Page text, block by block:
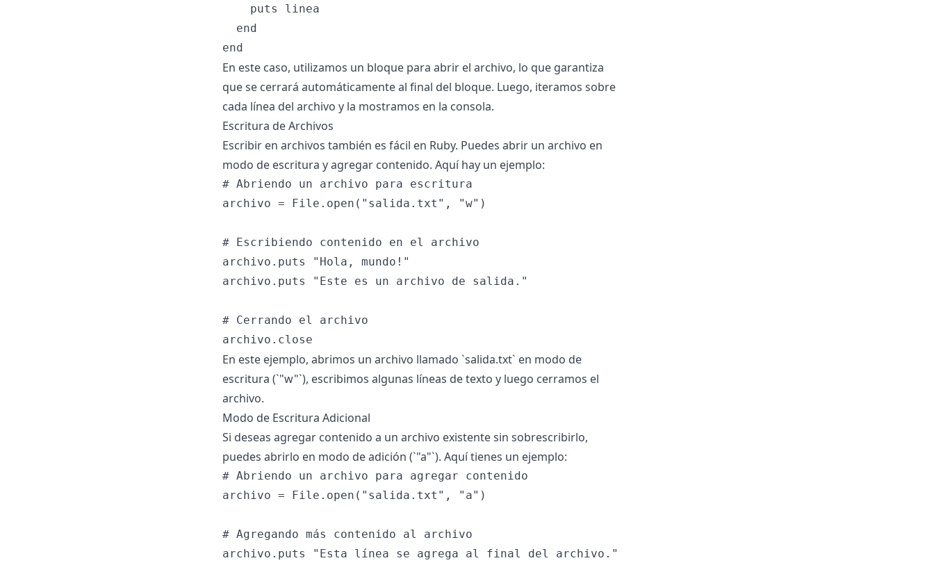
    puts linea
  end
En este caso, utilizamos un bloque para abrir el archivo, lo que garantiza
que se cerrará automáticamente al final del bloque. Luego, iteramos sobre
cada línea del archivo y la mostramos en la consola.
Escritura de Archivos
Escribir en archivos también es fácil en Ruby. Puedes abrir un archivo en
modo de escritura y agregar contenido. Aquí hay un ejemplo:
# Abriendo un archivo para escritura
archivo = File.open("salida.txt", "w")
# Escribiendo contenido en el archivo
archivo.puts "Hola, mundo!"
archivo.puts "Este es un archivo de salida."
# Cerrando el archivo
En este ejemplo, abrimos un archivo llamado `salida.txt` en modo de
escritura (`"w"`), escribimos algunas líneas de texto y luego cerramos el
archivo.
Modo de Escritura Adicional
Si deseas agregar contenido a un archivo existente sin sobrescribirlo,
puedes abrirlo en modo de adición (`"a"`). Aquí tienes un ejemplo:
# Abriendo un archivo para agregar contenido
archivo = File.open("salida.txt", "a")
# Agregando más contenido al archivo
archivo.puts "Esta línea se agrega al final del archivo."